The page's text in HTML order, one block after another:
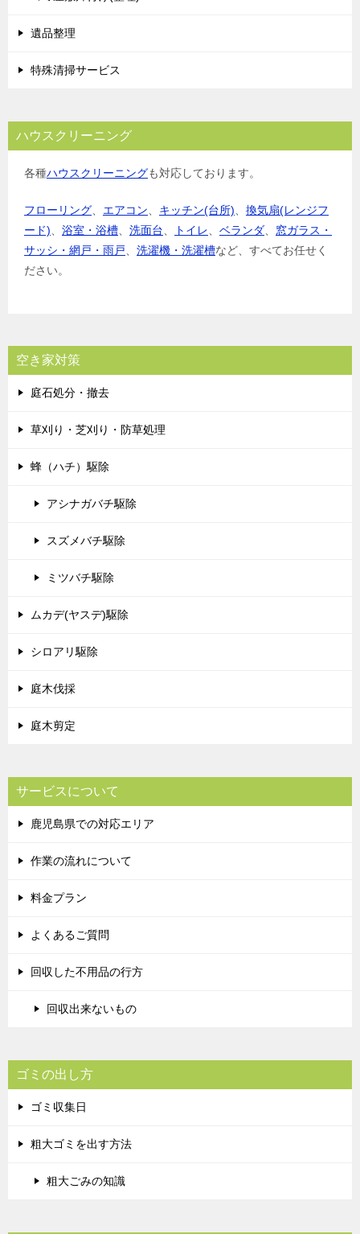
遺品整理
特殊清掃サービス
ハウスクリーニング
各種ハウスクリーニングも対応しております。
フローリング エアコン キッチン(台所)
換気扇(レンジフ
ード)
浴室・浴槽 洗面台 トイレ ベランダ
窓ガラス・
サッシ・網戸・雨戸
洗濯機・洗濯槽など、すべてお任せく
ださい。
空き家対策
庭石処分・撤去
草刈り・芝刈り・防草処理
蜂（ハチ）駆除
アシナガバチ駆除
スズメバチ駆除
ミツバチ駆除
ムカデ(ヤスデ)駆除
シロアリ駆除
庭木伐採
庭木剪定
サービスについて
鹿児島県での対応エリア
作業の流れについて
料金プラン
よくあるご質問
回収した不用品の行方
回収出来ないもの
ゴミの出し方
ゴミ収集日
粗大ゴミを出す方法
粗大ごみの知識